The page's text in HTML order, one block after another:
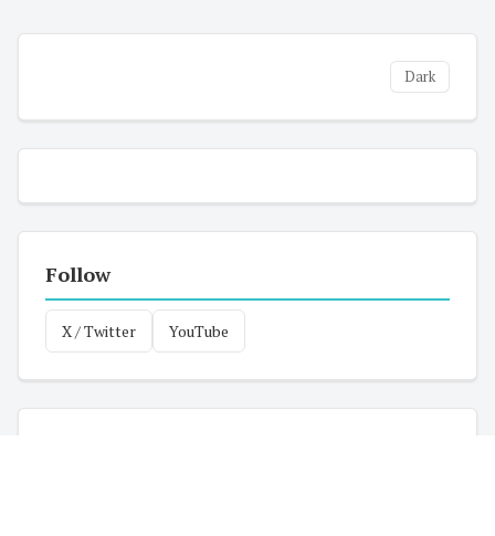
Dark
Follow
X / Twitter YouTube